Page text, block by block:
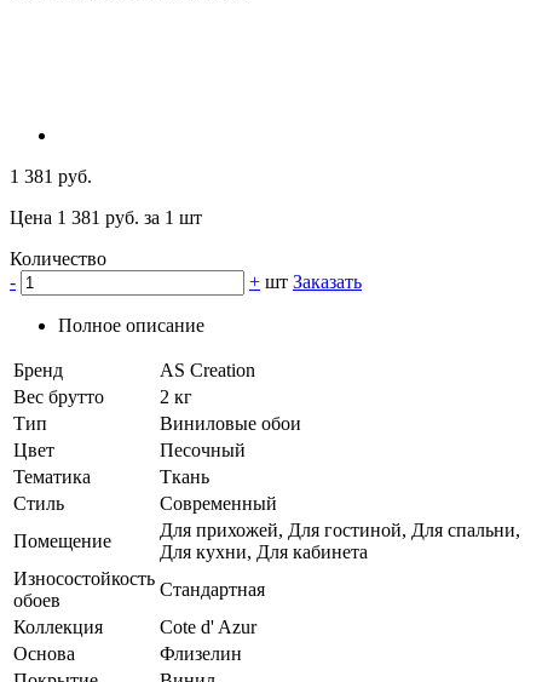
1 381 руб.
Цена 1 381 руб. за 1 шт
Количество
-
+ шт Заказать
Полное описание
Бренд
AS Creation
Вес брутто
2 кг
Тип
Виниловые обои
Цвет
Песочный
Тематика
Ткань
Стиль
Современный
Помещение
Для прихожей, Для гостиной, Для спальни,
Для кухни, Для кабинета
Износостойкость
обоев
Стандартная
Коллекция
Cote d' Azur
Основа
Флизелин